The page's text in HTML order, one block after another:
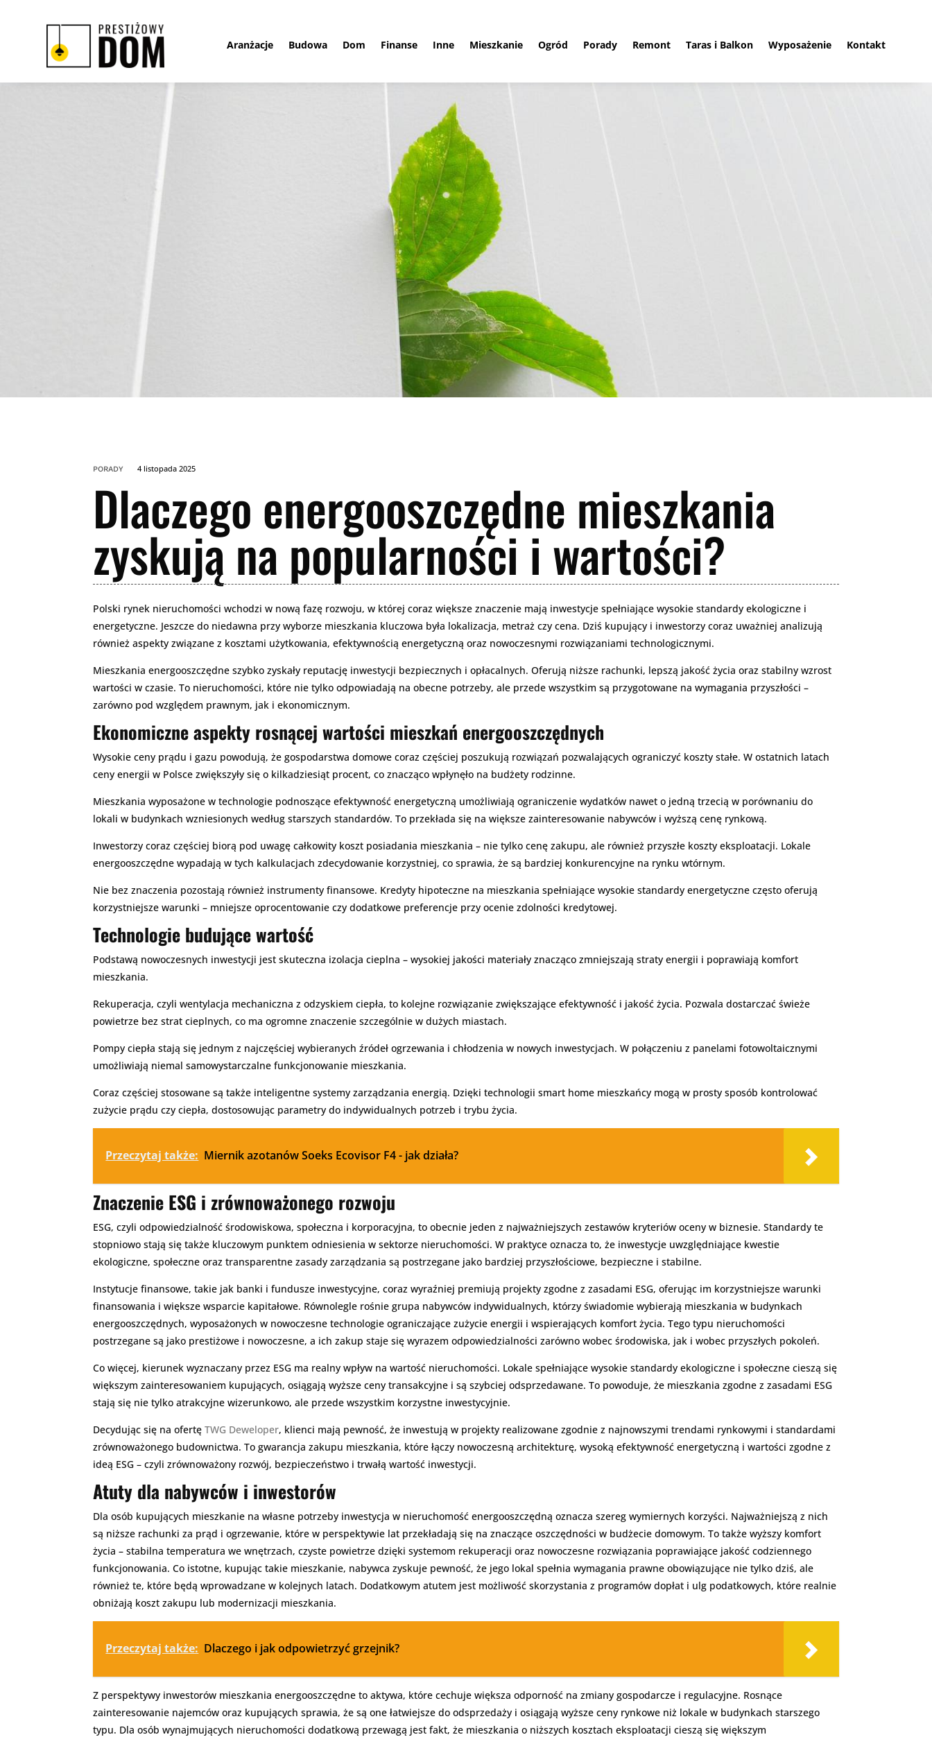
Aranżacje Budowa Dom Finanse Inne Mieszkanie Ogród Porady Remont Taras i Balkon Wyposażenie Kontakt
PORADY 4 listopada 2025
Dlaczego energooszczędne mieszkania
zyskują na popularności i wartości?
Polski rynek nieruchomości wchodzi w nową fazę rozwoju, w której coraz większe znaczenie mają inwestycje spełniające wysokie standardy ekologiczne i
energetyczne. Jeszcze do niedawna przy wyborze mieszkania kluczowa była lokalizacja, metraż czy cena. Dziś kupujący i inwestorzy coraz uważniej analizują
również aspekty związane z kosztami użytkowania, efektywnością energetyczną oraz nowoczesnymi rozwiązaniami technologicznymi.
Mieszkania energooszczędne szybko zyskały reputację inwestycji bezpiecznych i opłacalnych. Oferują niższe rachunki, lepszą jakość życia oraz stabilny wzrost
wartości w czasie. To nieruchomości, które nie tylko odpowiadają na obecne potrzeby, ale przede wszystkim są przygotowane na wymagania przyszłości –
zarówno pod względem prawnym, jak i ekonomicznym.
Ekonomiczne aspekty rosnącej wartości mieszkań energooszczędnych
Wysokie ceny prądu i gazu powodują, że gospodarstwa domowe coraz częściej poszukują rozwiązań pozwalających ograniczyć koszty stałe. W ostatnich latach
ceny energii w Polsce zwiększyły się o kilkadziesiąt procent, co znacząco wpłynęło na budżety rodzinne.
Mieszkania wyposażone w technologie podnoszące efektywność energetyczną umożliwiają ograniczenie wydatków nawet o jedną trzecią w porównaniu do
lokali w budynkach wzniesionych według starszych standardów. To przekłada się na większe zainteresowanie nabywców i wyższą cenę rynkową.
Inwestorzy coraz częściej biorą pod uwagę całkowity koszt posiadania mieszkania – nie tylko cenę zakupu, ale również przyszłe koszty eksploatacji. Lokale
energooszczędne wypadają w tych kalkulacjach zdecydowanie korzystniej, co sprawia, że są bardziej konkurencyjne na rynku wtórnym.
Nie bez znaczenia pozostają również instrumenty finansowe. Kredyty hipoteczne na mieszkania spełniające wysokie standardy energetyczne często oferują
korzystniejsze warunki – mniejsze oprocentowanie czy dodatkowe preferencje przy ocenie zdolności kredytowej.
Technologie budujące wartość
Podstawą nowoczesnych inwestycji jest skuteczna izolacja cieplna – wysokiej jakości materiały znacząco zmniejszają straty energii i poprawiają komfort
mieszkania.
Rekuperacja, czyli wentylacja mechaniczna z odzyskiem ciepła, to kolejne rozwiązanie zwiększające efektywność i jakość życia. Pozwala dostarczać świeże
powietrze bez strat cieplnych, co ma ogromne znaczenie szczególnie w dużych miastach.
Pompy ciepła stają się jednym z najczęściej wybieranych źródeł ogrzewania i chłodzenia w nowych inwestycjach. W połączeniu z panelami fotowoltaicznymi
umożliwiają niemal samowystarczalne funkcjonowanie mieszkania.
Coraz częściej stosowane są także inteligentne systemy zarządzania energią. Dzięki technologii smart home mieszkańcy mogą w prosty sposób kontrolować
zużycie prądu czy ciepła, dostosowując parametry do indywidualnych potrzeb i trybu życia.
Przeczytaj także: Miernik azotanów Soeks Ecovisor F4 - jak działa?
Znaczenie ESG i zrównoważonego rozwoju
ESG, czyli odpowiedzialność środowiskowa, społeczna i korporacyjna, to obecnie jeden z najważniejszych zestawów kryteriów oceny w biznesie. Standardy te
stopniowo stają się także kluczowym punktem odniesienia w sektorze nieruchomości. W praktyce oznacza to, że inwestycje uwzględniające kwestie
ekologiczne, społeczne oraz transparentne zasady zarządzania są postrzegane jako bardziej przyszłościowe, bezpieczne i stabilne.
Instytucje finansowe, takie jak banki i fundusze inwestycyjne, coraz wyraźniej premiują projekty zgodne z zasadami ESG, oferując im korzystniejsze warunki
finansowania i większe wsparcie kapitałowe. Równolegle rośnie grupa nabywców indywidualnych, którzy świadomie wybierają mieszkania w budynkach
energooszczędnych, wyposażonych w nowoczesne technologie ograniczające zużycie energii i wspierających komfort życia. Tego typu nieruchomości
postrzegane są jako prestiżowe i nowoczesne, a ich zakup staje się wyrazem odpowiedzialności zarówno wobec środowiska, jak i wobec przyszłych pokoleń.
Co więcej, kierunek wyznaczany przez ESG ma realny wpływ na wartość nieruchomości. Lokale spełniające wysokie standardy ekologiczne i społeczne cieszą się
większym zainteresowaniem kupujących, osiągają wyższe ceny transakcyjne i są szybciej odsprzedawane. To powoduje, że mieszkania zgodne z zasadami ESG
stają się nie tylko atrakcyjne wizerunkowo, ale przede wszystkim korzystne inwestycyjnie.
Decydując się na ofertęTWG Deweloper, klienci mają pewność, że inwestują w projekty realizowane zgodnie z najnowszymi trendami rynkowymi i standardami
zrównoważonego budownictwa. To gwarancja zakupu mieszkania, które łączy nowoczesną architekturę, wysoką efektywność energetyczną i wartości zgodne z
ideą ESG – czyli zrównoważony rozwój, bezpieczeństwo i trwałą wartość inwestycji.
Atuty dla nabywców i inwestorów
Dla osób kupujących mieszkanie na własne potrzeby inwestycja w nieruchomość energooszczędną oznacza szereg wymiernych korzyści. Najważniejszą z nich
są niższe rachunki za prąd i ogrzewanie, które w perspektywie lat przekładają się na znaczące oszczędności w budżecie domowym. To także wyższy komfort
życia – stabilna temperatura we wnętrzach, czyste powietrze dzięki systemom rekuperacji oraz nowoczesne rozwiązania poprawiające jakość codziennego
funkcjonowania. Co istotne, kupując takie mieszkanie, nabywca zyskuje pewność, że jego lokal spełnia wymagania prawne obowiązujące nie tylko dziś, ale
również te, które będą wprowadzane w kolejnych latach. Dodatkowym atutem jest możliwość skorzystania z programów dopłat i ulg podatkowych, które realnie
obniżają koszt zakupu lub modernizacji mieszkania.
Przeczytaj także: Dlaczego i jak odpowietrzyć grzejnik?
Z perspektywy inwestorów mieszkania energooszczędne to aktywa, które cechuje większa odporność na zmiany gospodarcze i regulacyjne. Rosnące
zainteresowanie najemców oraz kupujących sprawia, że są one łatwiejsze do odsprzedaży i osiągają wyższe ceny rynkowe niż lokale w budynkach starszego
typu. Dla osób wynajmujących nieruchomości dodatkową przewagą jest fakt, że mieszkania o niższych kosztach eksploatacji cieszą się większym